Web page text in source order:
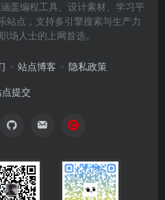
盖编程工具、设计素材、学习平
站点，支持多引擎搜索与生产力
场人士的上网首选。
站点博客 隐私政策
点提交